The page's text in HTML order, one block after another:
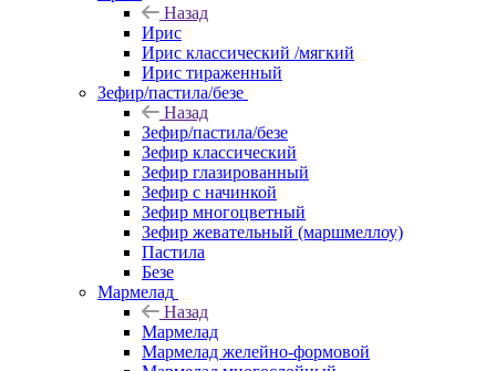
Назад
Ирис
Ирис классический /мягкий
Ирис тираженный
Зефир/пастила/безе
Назад
Зефир/пастила/безе
Зефир классический
Зефир глазированный
Зефир с начинкой
Зефир многоцветный
Зефир жевательный (маршмеллоу)
Пастила
Безе
Мармелад
Назад
Мармелад
Мармелад желейно-формовой